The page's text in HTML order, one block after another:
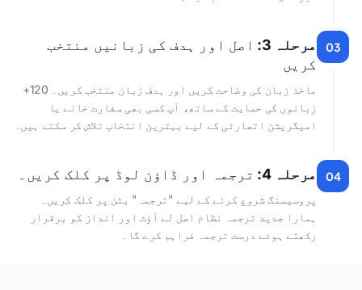
03 مرحلہ 3:
اصل اور ہدف کی زبانیں منتخب
کریں
ماخذ زبان کی وضاحت کریں اور ہدف زبان منتخب کریں۔ 120+
زبانوں کی حمایت کے ساتھ، آپ کسی بھی سفارت خانے یا
امیگریشن اتھارٹی کے لیے بہترین انتخاب تلاش کر سکتے ہیں۔
04 مرحلہ 4: ترجمہ اور ڈاؤن لوڈ پر کلک کریں۔
پروسیسنگ شروع کرنے کے لیے "ترجمہ" بٹن پر کلک کریں۔
ہمارا جدید ترجمہ نظام اصل لے آؤٹ اور انداز کو برقرار
رکھتے ہوئے درست ترجمہ فراہم کرے گا۔